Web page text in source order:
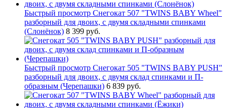
Быстрый просмотр Снегокат 507 "TWINS BABY Wheel"
разборный для двоих, с двумя складными спинками
(Слонёнок) 8 399 руб.
Быстрый просмотр Снегокат 505 "TWINS BABY PUSH"
разборный для двоих, с двумя склад спинками и П-
образным (Черепашки) 6 839 руб.